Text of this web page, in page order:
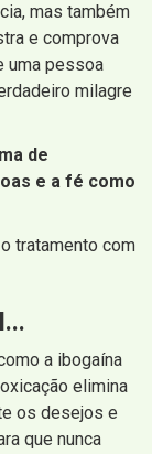
mas também
e comprova
uma pessoa
milagre
de
e a fé como
tratamento com
a ibogaína
elimina
os desejos e
que nunca